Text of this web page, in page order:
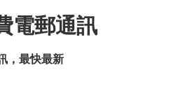
電郵通訊
，最快最新